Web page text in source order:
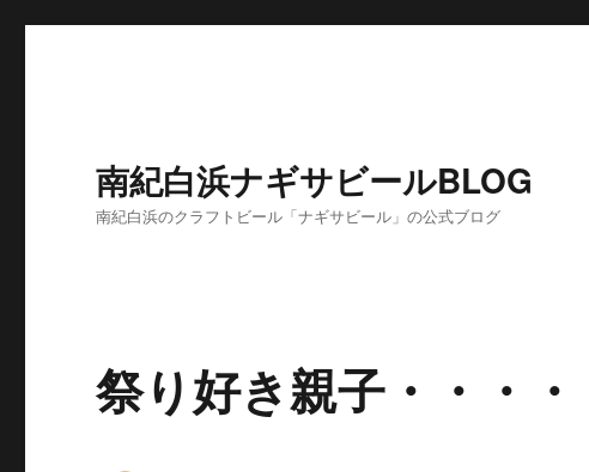
南紀白浜ナギサビールBLOG
南紀白浜のクラフトビール「ナギサビール」の公式ブログ
祭り好き親子・・・・